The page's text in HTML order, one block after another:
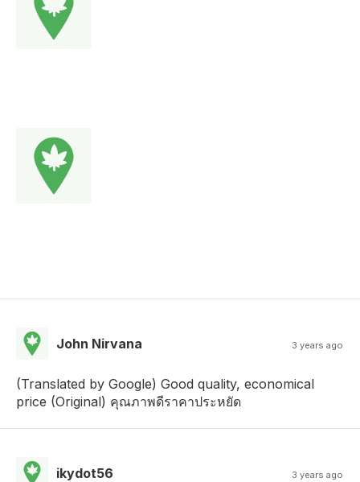
John Nirvana 3 years ago
(Translated by Google) Good quality, economical
price (Original) คุณภาพดีราคาประหยัด
ikydot56 3 years ago